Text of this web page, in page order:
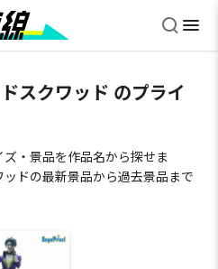
スクワッド のプライ
・景品を作品名から探せま
ドの最新景品から過去景品まで